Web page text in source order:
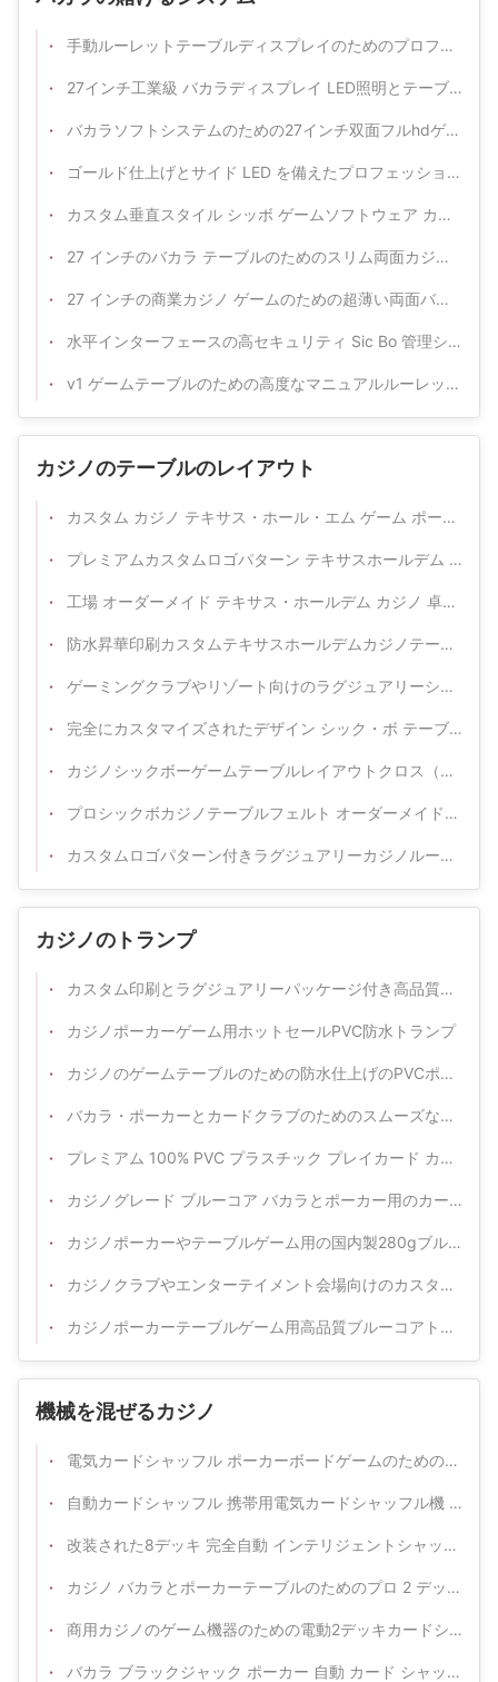
手動ルーレットテーブルディスプレイのためのプロフェッショナルv1ソフトウェアシステム
27インチ工業級 バカラディスプレイ LED照明とテーブル統合デザイン
バカラソフトシステムのための27インチ双面フルhdゲームテーブルディスプレイ
ゴールド仕上げとサイド LED を備えたプロフェッショナル超スリム両面カジノ ディスプレイ
カスタム垂直スタイル シッボ ゲームソフトウェア カジノ
27 インチのバカラ テーブルのためのスリム両面カジノ ゲーム結果表示
27 インチの商業カジノ ゲームのための超薄い両面バカラ ディスプレイ モニター
水平インターフェースの高セキュリティ Sic Bo 管理システム
v1 ゲームテーブルのための高度なマニュアルルーレット視覚表示システム
カジノのテーブルのレイアウト
カスタム カジノ テキサス・ホール・エム ゲーム ポーカーテーブル レイアウト
プレミアムカスタムロゴパターン テキサスホールデム カジノ ポーカーテーブルレイアウト
工場 オーダーメイド テキサス・ホールデム カジノ 卓球 ギャンブルクラブ
防水昇華印刷カスタムテキサスホールデムカジノテーブルフェルト
ゲーミングクラブやリゾート向けのラグジュアリーシックボーカジノテーブルレイアウトクロス
完全にカスタマイズされたデザイン シック・ボ テーブルナプキン カジノゲームのためのポーカーテーブルレイアウト
カジノシックボーゲームテーブルレイアウトクロス（カスタムロゴ・サイズ対応）
プロシックボカジノテーブルフェルト オーダーメイドロゴ ゲームテーブルレイアウト メーカー
カスタムロゴパターン付きラグジュアリーカジノルーレットレイアウトテーブルクロス
カジノのトランプ
カスタム印刷とラグジュアリーパッケージ付き高品質PVCカジノトランプ
カジノポーカーゲーム用ホットセールPVC防水トランプ
カジノのゲームテーブルのための防水仕上げのPVCポーカーカード
バカラ・ポーカーとカードクラブのためのスムーズなシャッフルを持つ耐久性のあるプラスチックポーカーカード
プレミアム 100% PVC プラスチック プレイカード カスタム ロゴ ポッカーデッキ カジノ用
カジノグレード ブルーコア バカラとポーカー用のカードデッキ
カジノポーカーやテーブルゲーム用の国内製280gブルーコアトランプ
カジノクラブやエンターテイメント会場向けのカスタムデザインブルーコアポーカーカード
カジノポーカーテーブルゲーム用高品質ブルーコアトランプ
機械を混ぜるカジノ
電気カードシャッフル ポーカーボードゲームのための高速シャッフル装置
自動カードシャッフル 携帯用電気カードシャッフル機 ゲーム用
改装された8デッキ 完全自動 インテリジェントシャッフル&デールマシン
カジノ バカラとポーカーテーブルのためのプロ 2 デック自動カードシャッフラー
商用カジノのゲーム機器のための電動2デッキカードシャッフラー
バカラ ブラックジャック ポーカー 自動 カード シャッフル 機